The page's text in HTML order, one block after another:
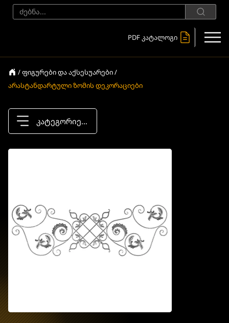
PDF კატალოგი
/ ფიგურები და აქსესუარები /
არასტანდარტული ზომის დეკორაციები
კატეგორიები